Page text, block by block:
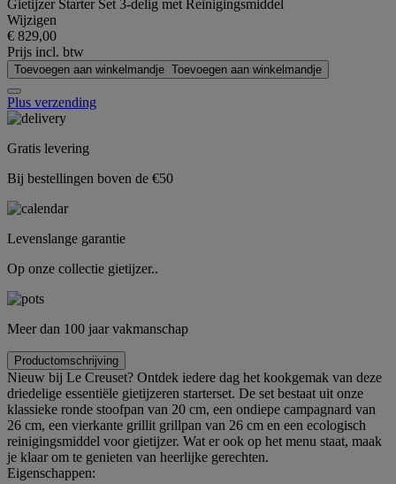
Gietijzer Starter Set 3-delig met Reinigingsmiddel
Wijzigen
€ 829,00
Prijs incl. btw
Toevoegen aan winkelmandje Toevoegen aan winkelmandje
Plus verzending
Gratis levering
Bij bestellingen boven de €50
Levenslange garantie
Op onze collectie gietijzer..
Meer dan 100 jaar vakmanschap
Productomschrijving
Nieuw bij Le Creuset? Ontdek iedere dag het kookgemak van deze
driedelige essentiële gietijzeren starterset. De set bestaat uit onze
klassieke ronde stoofpan van 20 cm, een ondiepe campagnard van
26 cm, een vierkante grillit grillpan van 26 cm en een ecologisch
reinigingsmiddel voor gietijzer. Wat er ook op het menu staat, maak
je klaar om te genieten van heerlijke gerechten.
Eigenschappen: